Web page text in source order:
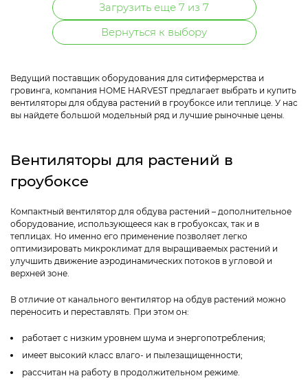
Загрузить еще 7 из 7
Вернуться к выбору
Ведущий поставщик оборудования для ситифермерства и
гровинга, компания HOME HARVEST предлагает выбрать и купить
вентиляторы для обдува растений в гроубоксе или теплице. У нас
вы найдете большой модельный ряд и лучшие рыночные цены.
Вентиляторы для растений в
гроубоксе
Компактный вентилятор для обдува растений – дополнительное
оборудование, использующееся как в гробуоксах, так и в
теплицах. Но именно его применение позволяет легко
оптимизировать микроклимат для выращиваемых растений и
улучшить движение аэродинамических потоков в угловой и
верхней зоне.
В отличие от канального вентилятор на обдув растений можно
переносить и переставлять. При этом он:
работает с низким уровнем шума и энергопотребления;
имеет высокий класс влаго- и пылезащищенности;
рассчитан на работу в продолжительном режиме.